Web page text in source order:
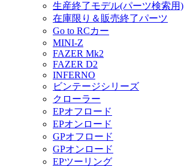
生産終了モデル(パーツ検索用)
在庫限り＆販売終了パーツ
Go to RCカー
MINI-Z
FAZER Mk2
FAZER D2
INFERNO
ビンテージシリーズ
クローラー
EPオフロード
EPオンロード
GPオフロード
GPオンロード
EPツーリング